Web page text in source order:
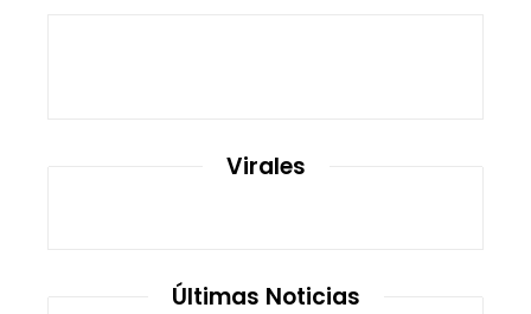
Virales
Últimas Noticias